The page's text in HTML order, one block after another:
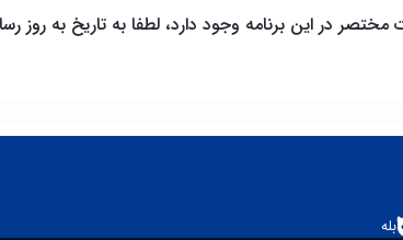
در این برنامه وجود دارد، لطفا به تاریخ به روز
بله